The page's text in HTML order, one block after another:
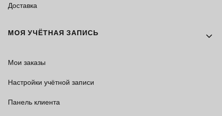
Доставка
МОЯ УЧЁТНАЯ ЗАПИСЬ
Мои заказы
Настройки учётной записи
Панель клиента